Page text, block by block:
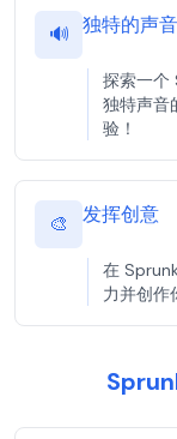
🔊 独特的声音
探索一个
独特声音
验！
🎨 发挥创意
在
力并创作